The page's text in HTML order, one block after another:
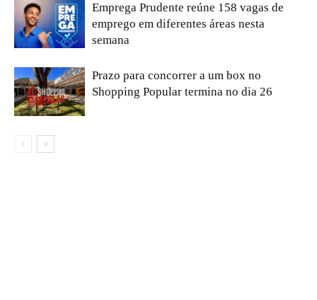
Emprega Prudente reúne 158 vagas de
emprego em diferentes áreas nesta
semana
Prazo para concorrer a um box no
Shopping Popular termina no dia 26